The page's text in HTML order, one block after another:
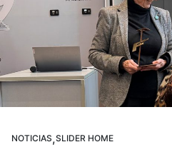
NOTICIAS,SLIDER HOME